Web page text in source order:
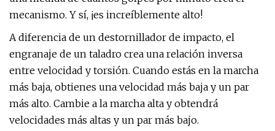
mecanismo. Y sí, ¡es increíblemente alto!
A diferencia de un destornillador de impacto, el
engranaje de un taladro crea una relación inversa
entre velocidad y torsión. Cuando estás en la marcha
más baja, obtienes una velocidad más baja y un par
más alto. Cambie a la marcha alta y obtendrá
velocidades más altas y un par más bajo.